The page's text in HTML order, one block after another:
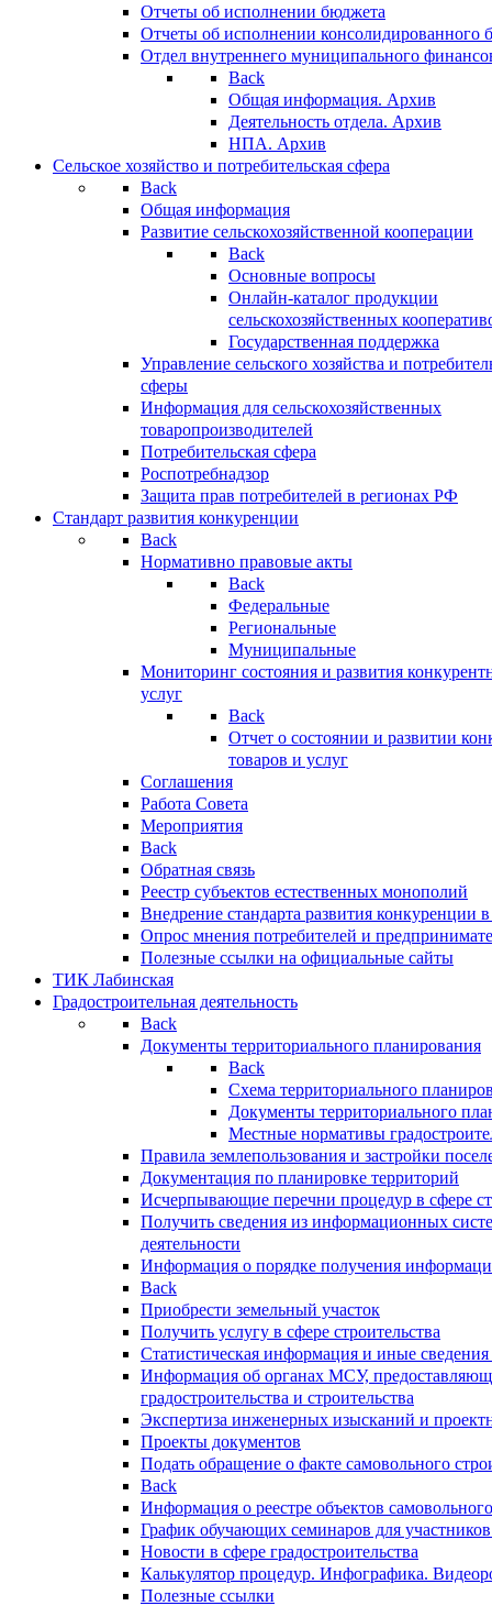
Отчеты об исполнении бюджета
Отчеты об исполнении консолидированного
Отдел внутреннего муниципального
Back
Общая информация. Архив
Деятельность отдела. Архив
НПА. Архив
Сельское хозяйство и потребительская сфера
Back
Общая информация
Развитие сельскохозяйственной кооперации
Back
Основные вопросы
Онлайн-каталог продукции
сельскохозяйственных
Государственная поддержка
Управление сельского хозяйства и
сферы
Информация для сельскохозяйственных
товаропроизводителей
Потребительская сфера
Роспотребнадзор
Защита прав потребителей в регионах РФ
Стандарт развития конкуренции
Back
Нормативно правовые акты
Back
Федеральные
Региональные
Муниципальные
Мониторинг состояния и развития
услуг
Back
Отчет о состоянии и развитии
товаров и услуг
Соглашения
Работа Совета
Мероприятия
Back
Обратная связь
Реестр субъектов естественных монополий
Внедрение стандарта развития конкуренции
Опрос мнения потребителей и
Полезные ссылки на официальные сайты
ТИК Лабинская
Градостроительная деятельность
Back
Документы территориального планирования
Back
Схема территориального
Документы территориального
Местные нормативы
Правила землепользования и застройки
Документация по планировке территорий
Исчерпывающие перечни процедур в сфере
Получить сведения из информационных
деятельности
Информация о порядке получения
Back
Приобрести земельный участок
Получить услугу в сфере строительства
Статистическая информация и иные сведения
Информация об органах МСУ,
градостроительства и строительства
Экспертиза инженерных изысканий и
Проекты документов
Подать обращение о факте самовольного
Back
Информация о реестре объектов
График обучающих семинаров для участников
Новости в сфере градостроительства
Калькулятор процедур. Инфографика.
Полезные ссылки